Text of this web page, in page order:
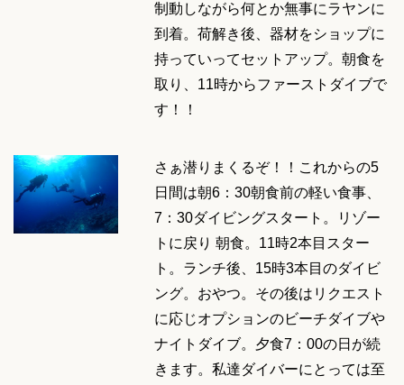
制動しながら何とか無事にラヤンに
到着。荷解き後、器材をショップに
持っていってセットアップ。朝食を
取り、11時からファーストダイブで
す！！
さぁ潜りまくるぞ！！これからの5
日間は朝6：30朝食前の軽い食事、
7：30ダイビングスタート。リゾー
トに戻り 朝食。11時2本目スター
ト。ランチ後、15時3本目のダイビ
ング。おやつ。その後はリクエスト
に応じオプションのビーチダイブや
ナイトダイブ。夕食7：00の日が続
きます。私達ダイバーにとっては至